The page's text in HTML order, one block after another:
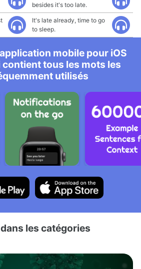
besides it's too late.
It's late already, time to go
to sleep.
mobile pour iOS
tous les mots les
utilisés
les catégories